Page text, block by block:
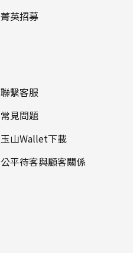
菁英招募
聯繫客服
常見問題
玉山Wallet下載
公平待客與顧客關係